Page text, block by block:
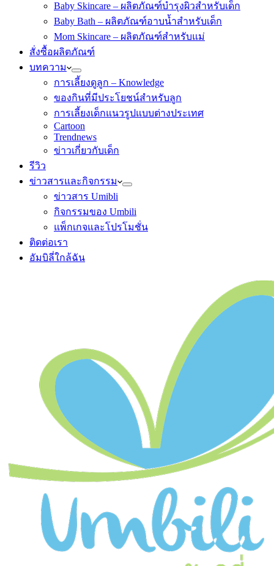
Baby Skincare – ผลิตภัณฑ์บำรุงผิวสำหรับเด็ก
Baby Bath – ผลิตภัณฑ์อาบน้ำสำหรับเด็ก
Mom Skincare – ผลิตภัณฑ์สำหรับแม่
สั่งซื้อผลิตภัณฑ์
บทความ
การเลี้ยงดูลูก – Knowledge
ของกินที่มีประโยชน์สำหรับลูก
การเลี้ยงเด็กแนวรูปแบบต่างประเทศ
Cartoon
Trendnews
ข่าวเกี่ยวกับเด็ก
รีวิว
ข่าวสารและกิจกรรม
ข่าวสาร Umibli
กิจกรรมของ Umbili
แพ็กเกจและโปรโมชั่น
ติดต่อเรา
อัมบิลี่ใกล้ฉัน